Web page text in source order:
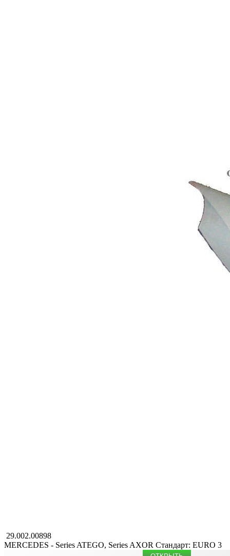
29.002.00898
MERCEDES - Series ATEGO, Series AXOR Стандарт: EURO 3